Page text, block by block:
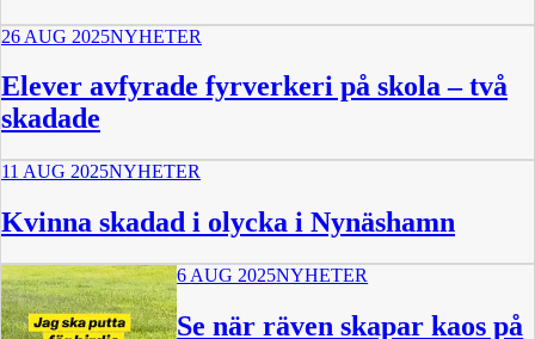
26 AUG 2025NYHETER
Elever avfyrade fyrverkeri på skola – två
skadade
11 AUG 2025NYHETER
Kvinna skadad i olycka i Nynäshamn
6 AUG 2025NYHETER
Se när räven skapar kaos på